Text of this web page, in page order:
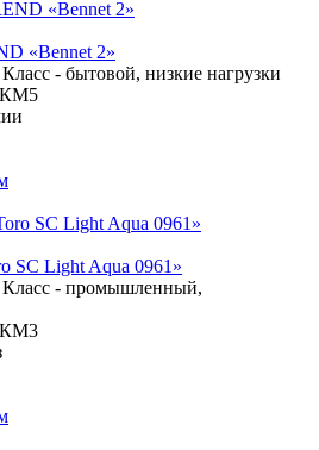
«Bennet 2»
Класс - бытовой, низкие нагрузки
КМ5
SC Light Aqua 0961»
Класс - промышленный,
КМ3